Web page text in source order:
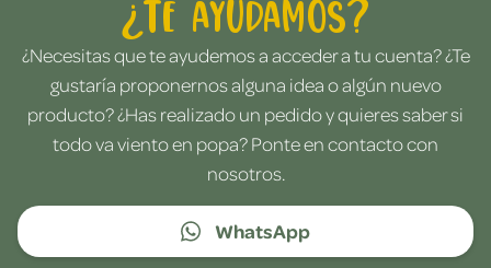
¿Te ayudamos?
¿Necesitas que te ayudemos a acceder a tu cuenta? ¿Te
gustaría proponernos alguna idea o algún nuevo
producto? ¿Has realizado un pedido y quieres saber si
todo va viento en popa? Ponte en contacto con
nosotros.
WhatsApp